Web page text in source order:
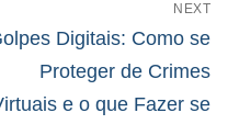
NEXT
Digitais: Como se
Proteger de Crimes
e o que Fazer se